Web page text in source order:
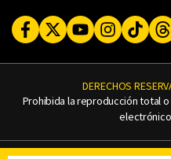
FacebookTwitterYoutubeInstagram
DERECHOS
Prohibida la reproducción total